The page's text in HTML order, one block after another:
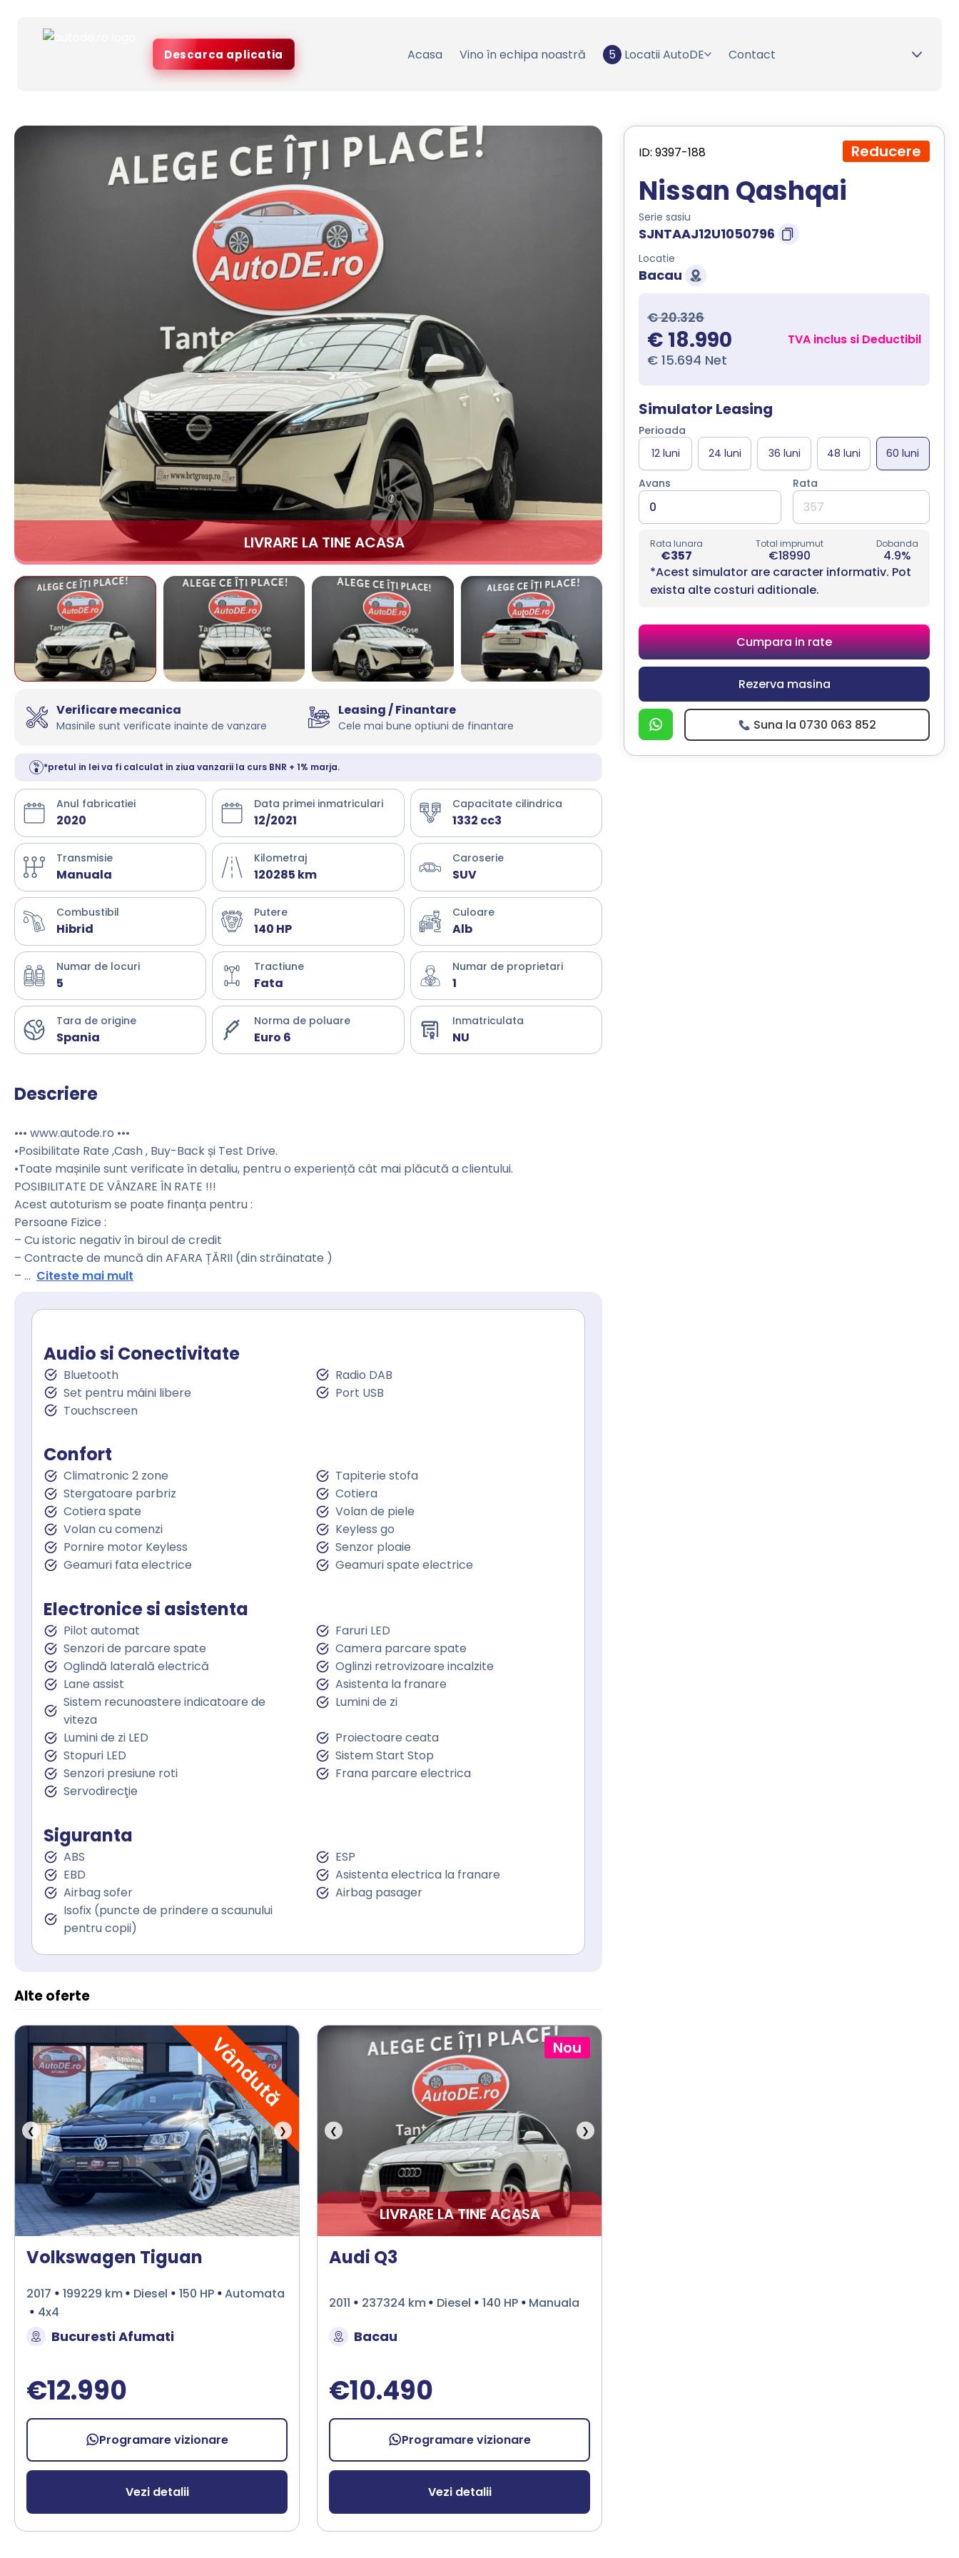
Descarca aplicatia Acasa Vino în echipa noastră 5 Locatii AutoDE Contact
LIVRARE LA TINE ACASA
Verificare mecanica
Masinile sunt verificate inainte de vanzare
Leasing / Finantare
Cele mai bune optiuni de finantare
*pretul in lei va fi calculat in ziua vanzarii la curs BNR + 1% marja.
Anul fabricatiei
2020
Data primei inmatriculari
12/2021
Capacitate cilindrica
1332 cc3
Transmisie
Manuala
Kilometraj
120285 km
Caroserie
SUV
Combustibil
Hibrid
Putere
140 HP
Culoare
Alb
Numar de locuri
5
Tractiune
Fata
Numar de proprietari
1
Tara de origine
Spania
Norma de poluare
Euro 6
Inmatriculata
NU
Descriere
••• www.autode.ro •••
•Posibilitate Rate ,Cash , Buy-Back și Test Drive.
•Toate mașinile sunt verificate în detaliu, pentru o experiență cât mai plăcută a clientului.
POSIBILITATE DE VÂNZARE ÎN RATE !!!
Acest autoturism se poate finanța pentru :
Persoane Fizice :
– Cu istoric negativ în biroul de credit
– Contracte de muncă din AFARA ȚĂRII (din străinatate )
– ... Citeste mai mult
Audio si Conectivitate
Bluetooth
Radio DAB
Set pentru mâini libere
Port USB
Touchscreen
Confort
Climatronic 2 zone
Tapiterie stofa
Stergatoare parbriz
Cotiera
Cotiera spate
Volan de piele
Volan cu comenzi
Keyless go
Pornire motor Keyless
Senzor ploaie
Geamuri fata electrice
Geamuri spate electrice
Electronice si asistenta
Pilot automat
Faruri LED
Senzori de parcare spate
Camera parcare spate
Oglindă laterală electrică
Oglinzi retrovizoare incalzite
Lane assist
Asistenta la franare
Sistem recunoastere indicatoare de
viteza
Lumini de zi
Lumini de zi LED
Proiectoare ceata
Stopuri LED
Sistem Start Stop
Senzori presiune roti
Frana parcare electrica
Servodirecţie
Siguranta
ABS
ESP
EBD
Asistenta electrica la franare
Airbag sofer
Airbag pasager
Isofix (puncte de prindere a scaunului
pentru copii)
Alte oferte
Vândută
❮ ❯
Volkswagen Tiguan
2017 199229 km Diesel 150 HP
Automata
4x4
Bucuresti Afumati
€12.990
Programare vizionare
Vezi detalii
Nou
❮ ❯
LIVRARE LA TINE ACASA
Audi Q3
2011 237324 km Diesel 140 HP Manuala
Bacau
€10.490
Programare vizionare
Vezi detalii
ID: 9397-188 Reducere
Nissan Qashqai
Serie sasiu
SJNTAAJ12U1050796
Locatie
Bacau
€ 20.326
€ 18.990
€ 15.694 Net
TVA inclus si Deductibil
Simulator Leasing
Perioada
Avans Rata
Rata lunara
€357
Total imprumut
€18990
Dobanda
4.9%
*Acest simulator are caracter informativ. Pot
exista alte costuri aditionale.
Cumpara in rate
Rezerva masina
Suna la 0730 063 852